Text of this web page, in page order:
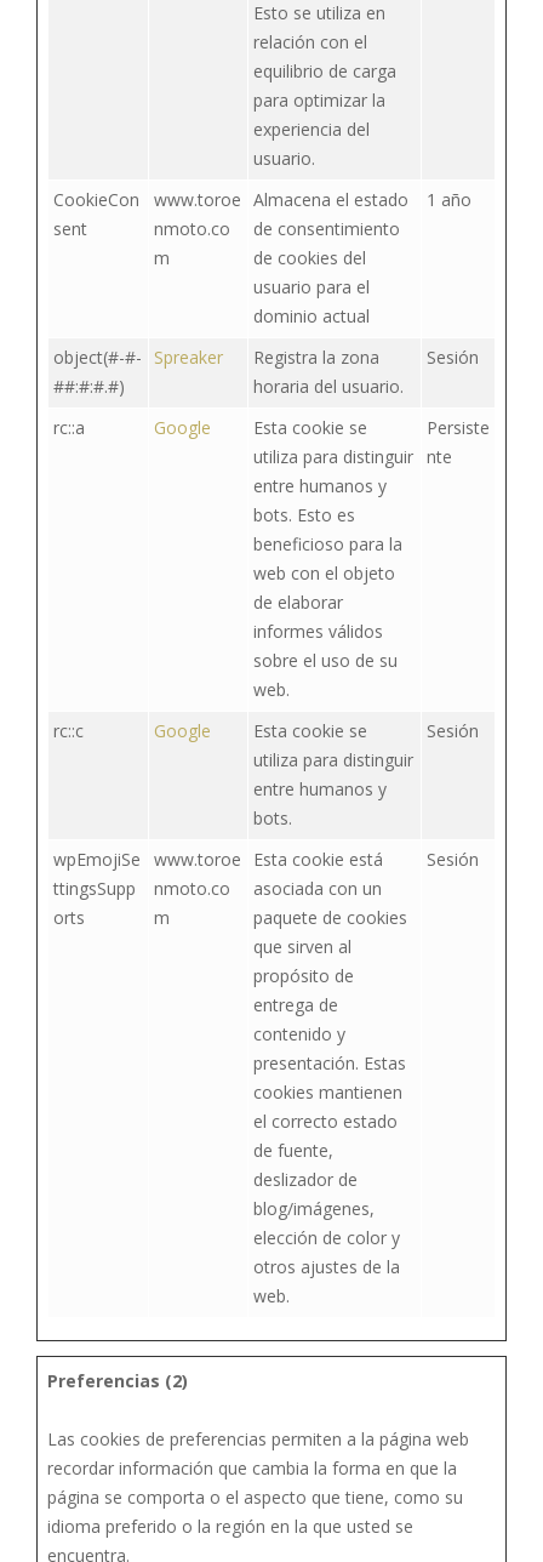
Esto se utiliza en
relación con el
equilibrio de carga
para optimizar la
experiencia del
usuario.
CookieCon
sent
www.toroe
nmoto.co
m
Almacena el estado
de consentimiento
de cookies del
usuario para el
dominio actual
1 año
object(#-#-
##:#:#.#)
Spreaker
Registra la zona
horaria del usuario.
Sesión
rc::a Google
Esta cookie se
utiliza para distinguir
entre humanos y
bots. Esto es
beneficioso para la
web con el objeto
de elaborar
informes válidos
sobre el uso de su
web.
Persiste
nte
rc::c Google
Esta cookie se
utiliza para distinguir
entre humanos y
bots.
Sesión
wpEmojiSe
ttingsSupp
orts
www.toroe
nmoto.co
m
Esta cookie está
asociada con un
paquete de cookies
que sirven al
propósito de
entrega de
contenido y
presentación. Estas
cookies mantienen
el correcto estado
de fuente,
deslizador de
blog/imágenes,
elección de color y
otros ajustes de la
web.
Sesión
Preferencias (2)
Las cookies de preferencias permiten a la página web
recordar información que cambia la forma en que la
página se comporta o el aspecto que tiene, como su
idioma preferido o la región en la que usted se
encuentra.